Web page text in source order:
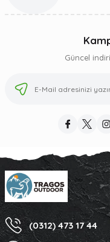
Güncel
(0312) 473 17 44